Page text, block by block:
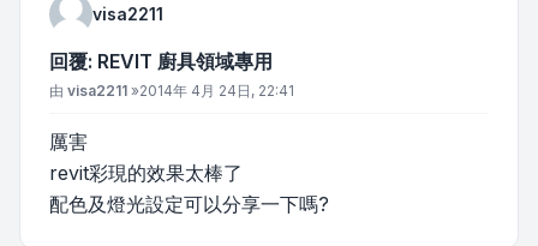
visa2211
回覆: REVIT 廚具領域專用
文章
由 visa2211 »2014年 4月 24日, 22:41
厲害
revit彩現的效果太棒了
配色及燈光設定可以分享一下嗎?